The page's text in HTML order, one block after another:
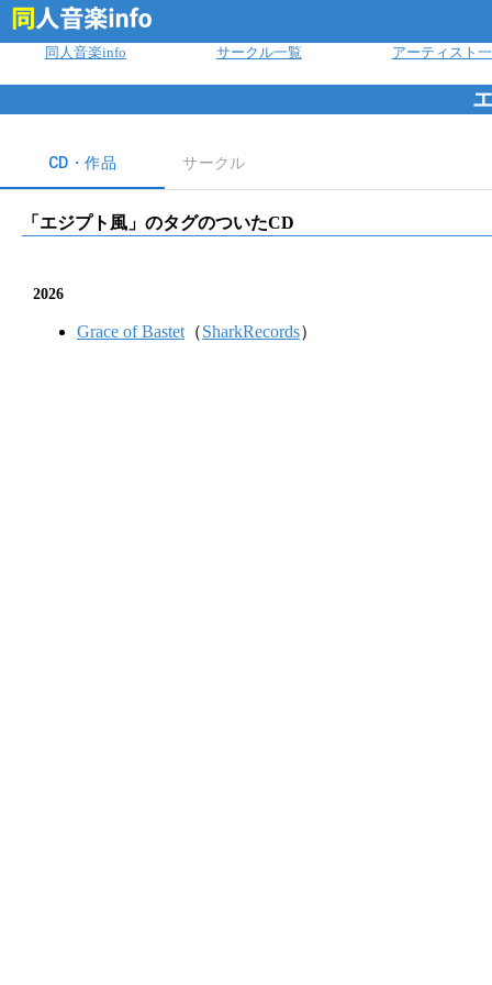
同人音楽info サークル一覧 アーティスト
CD・作品 サークル
「 エジプト風 」のタグのついたCD
2026
Grace of Bastet （SharkRecords）